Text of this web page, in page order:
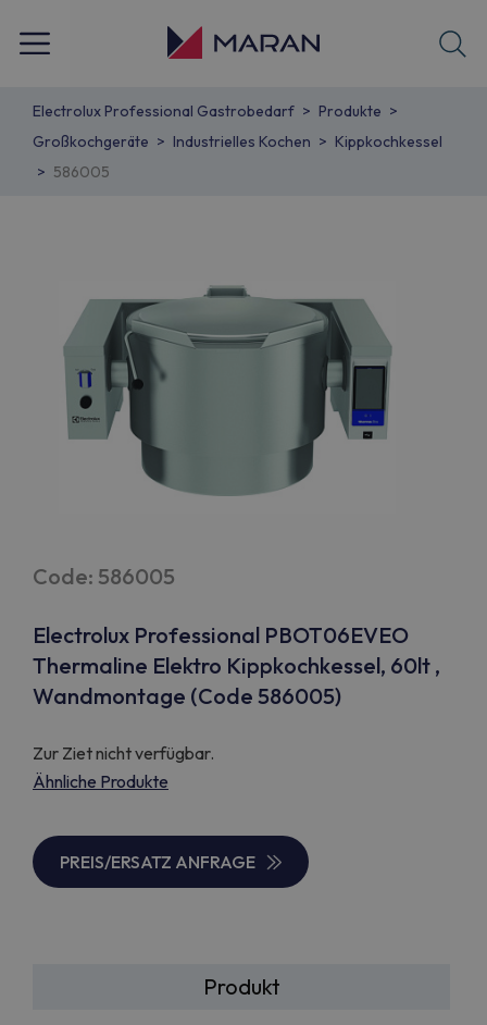
Electrolux Professional Gastrobedarf
Produkte
Großkochgeräte
Industrielles Kochen
Kippkochkessel
586005
Code: 586005
Electrolux Professional PBOT06EVEO
Thermaline Elektro Kippkochkessel, 60lt ,
Wandmontage (Code 586005)
Zur Ziet nicht verfügbar.
Ähnliche Produkte
PREIS/ERSATZ ANFRAGE
Produkt